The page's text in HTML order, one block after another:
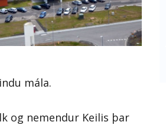
mála.
og nemendur Keilis þar